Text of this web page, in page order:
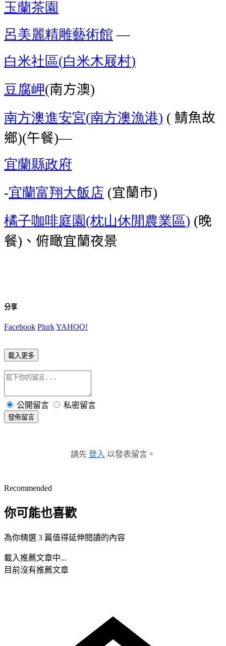
玉蘭茶園
呂美麗精雕藝術館 —
白米社區(白米木屐村)
豆腐岬(南方澳)
南方澳進安宮(南方澳漁港) ( 鯖魚故
鄉)(午餐)—
宜蘭縣政府
-宜蘭富翔大飯店 (宜蘭市)
橘子咖啡庭園(枕山休閒農業區) (晚
餐) 、俯瞰宜蘭夜景
分享
Facebook PlurkYAHOO!
載入更多
公開留言 私密留言
發佈留言
請先 登入 以發表留言。
Recommended
你可能也喜歡
為你精選 3 篇值得延伸閱讀的內容
載入推薦文章中...
目前沒有推薦文章